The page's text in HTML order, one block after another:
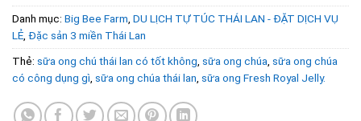
Danh mục: Big Bee Farm, DU LỊCH TỰ TÚC THÁI LAN - ĐẶT DỊCH VỤ
LẺ, Đặc sản 3 miền Thái Lan
Thẻ: sữa ong chú thái lan có tốt không, sữa ong chúa, sữa ong chúa
có công dụng gì, sữa ong chúa thái lan, sữa ong Fresh Royal Jelly.